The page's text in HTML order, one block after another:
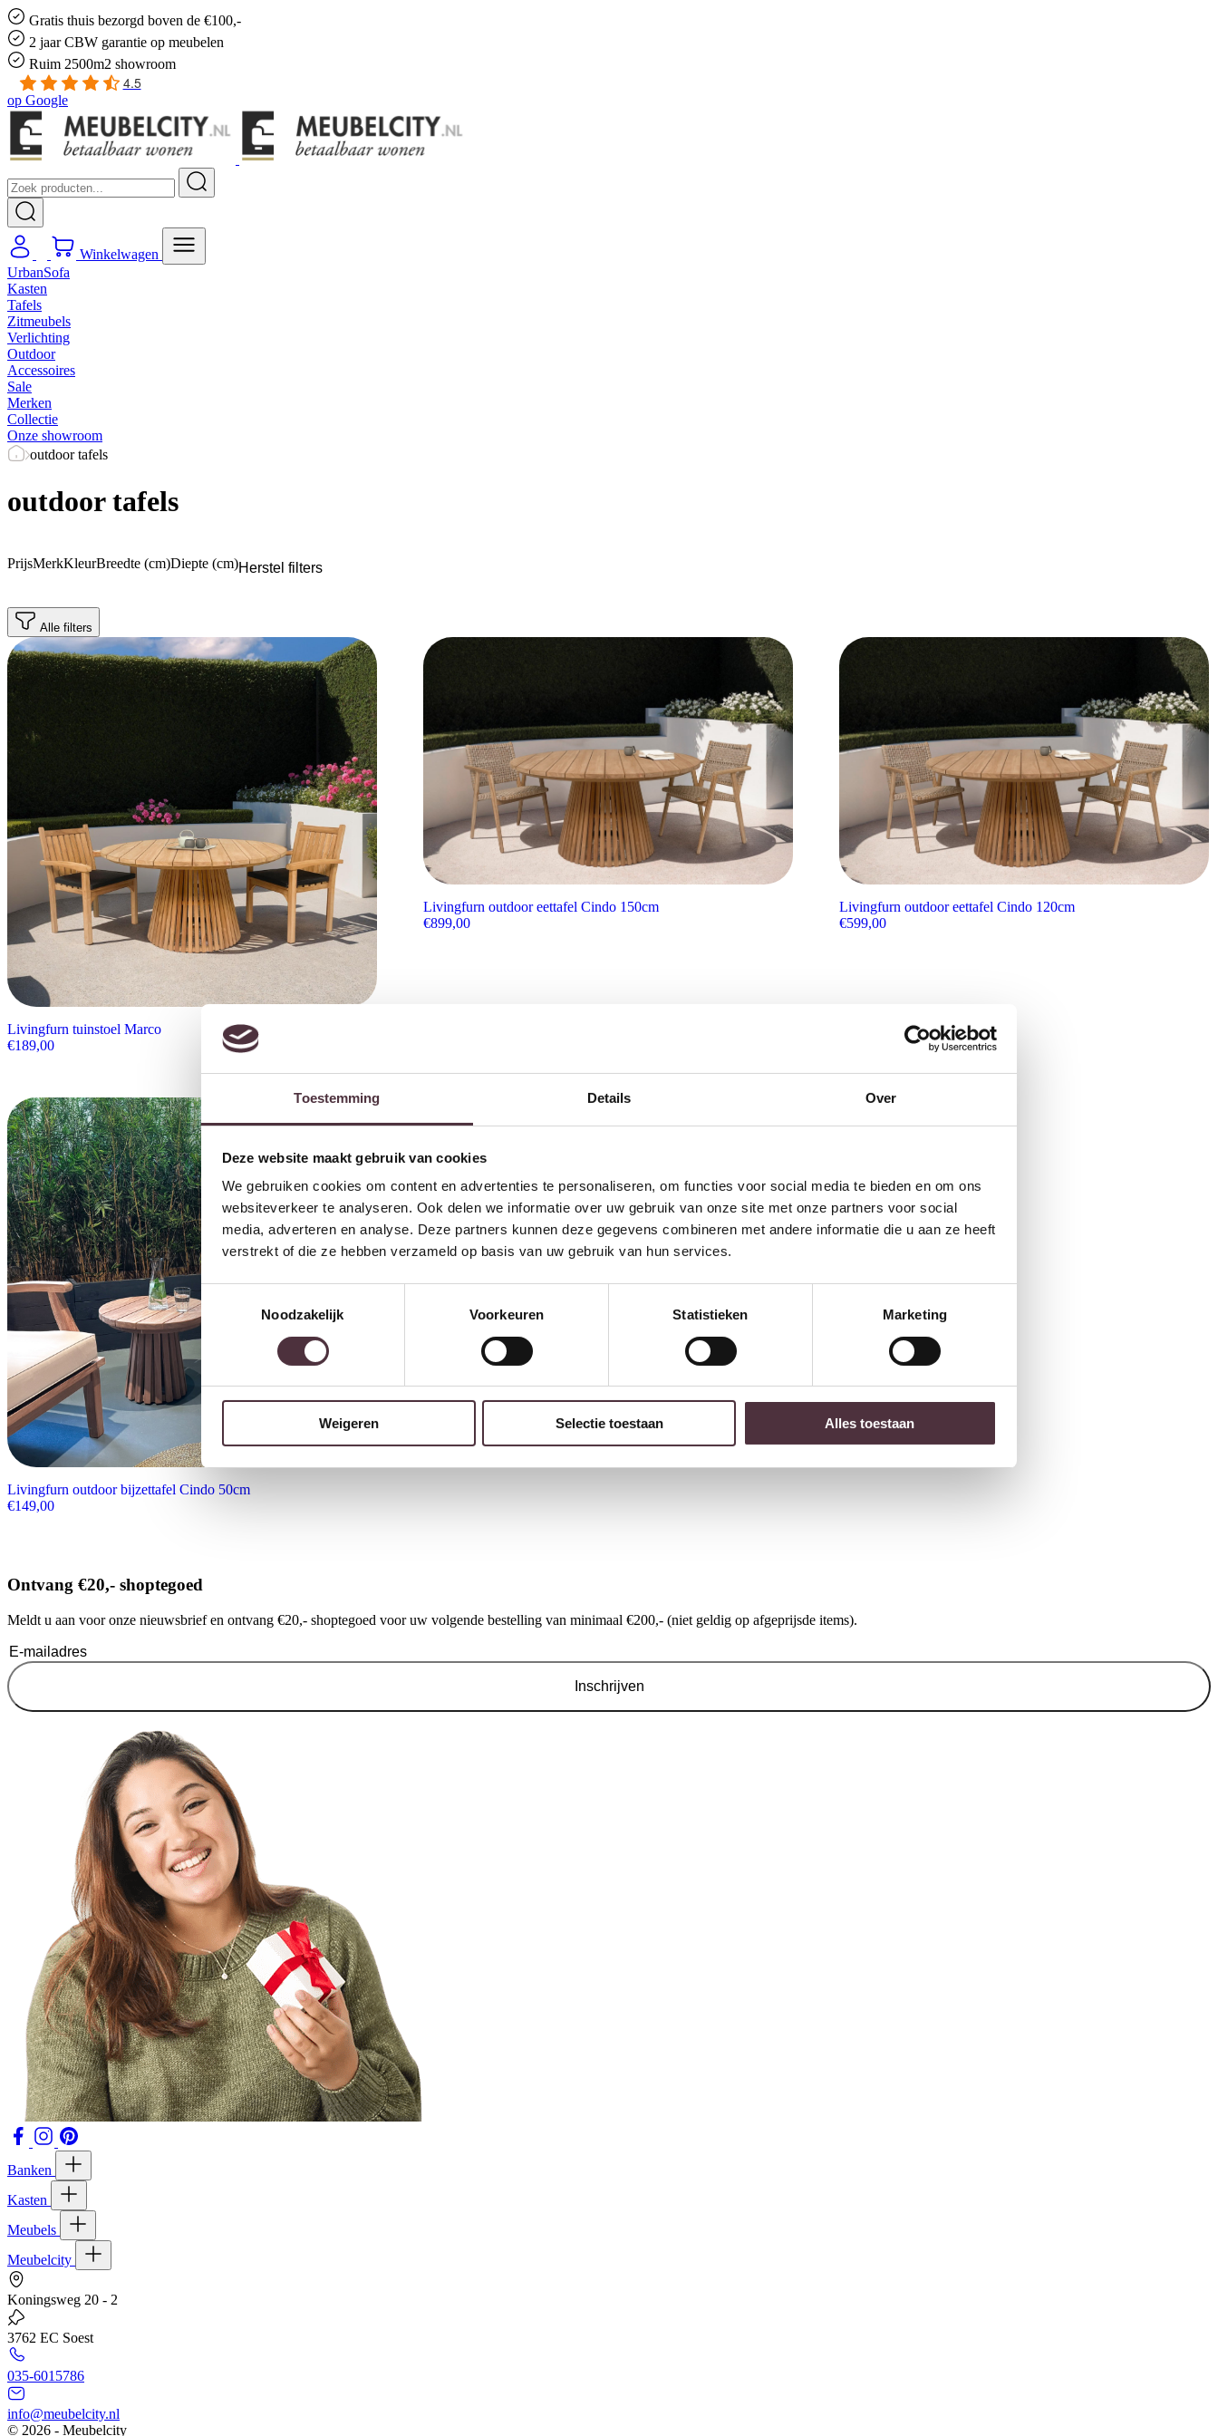
Toestemming Details Over
Deze website maakt gebruik van cookies
We gebruiken cookies om content en advertenties te personaliseren, om functies voor social media te bieden en om ons
websiteverkeer te analyseren. Ook delen we informatie over uw gebruik van onze site met onze partners voor social
media, adverteren en analyse. Deze partners kunnen deze gegevens combineren met andere informatie die u aan ze heeft
verstrekt of die ze hebben verzameld op basis van uw gebruik van hun services.
Noodzakelijk
Voorkeuren Statistieken Marketing
Weigeren Selectie toestaan Alles toestaan
Gratis thuis bezorgd boven de €100,-
2 jaar CBW garantie op meubelen
Ruim 2500m2 showroom
4.5
op Google
Winkelwagen
UrbanSofa
Kasten
Tafels
Zitmeubels
Verlichting
Outdoor
Accessoires
Sale
Merken
Collectie
Onze showroom
outdoor tafels
outdoor tafels
PrijsMerkKleurBreedte (cm)Diepte (cm)Herstel filters
Alle filters
Livingfurn tuinstoel Marco
€189,00
Livingfurn outdoor eettafel Cindo 150cm
€899,00
Livingfurn outdoor eettafel Cindo 120cm
€599,00
Livingfurn outdoor bijzettafel Cindo 50cm
€149,00
Ontvang €20,- shoptegoed
Meldt u aan voor onze nieuwsbrief en ontvang €20,- shoptegoed voor uw volgende bestelling van minimaal €200,- (niet geldig op afgeprijsde items).
Inschrijven
Banken
Kasten
Meubels
Meubelcity
Koningsweg 20 - 2
3762 EC Soest
035-6015786
info@meubelcity.nl
© 2026 - Meubelcity